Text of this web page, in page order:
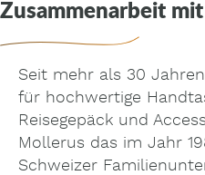
Zusammenarbeit
Seit mehr als 30
für hochwertige
Reisegepäck und
Mollerus das im Jahr
Schweizer